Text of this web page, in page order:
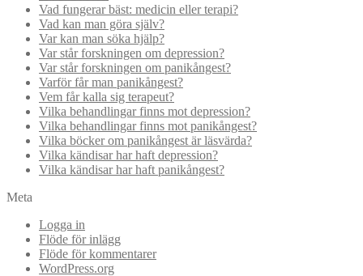
Vad fungerar bäst: medicin eller terapi?
Vad kan man göra själv?
Var kan man söka hjälp?
Var står forskningen om depression?
Var står forskningen om panikångest?
Varför får man panikångest?
Vem får kalla sig terapeut?
Vilka behandlingar finns mot depression?
Vilka behandlingar finns mot panikångest?
Vilka böcker om panikångest är läsvärda?
Vilka kändisar har haft depression?
Vilka kändisar har haft panikångest?
Meta
Logga in
Flöde för inlägg
Flöde för kommentarer
WordPress.org